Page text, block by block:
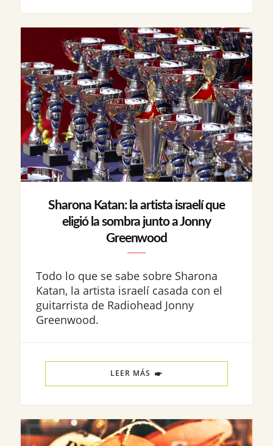
Sharona Katan: la artista israelí que
eligió la sombra junto a Jonny
Greenwood
Todo lo que se sabe sobre Sharona
Katan, la artista israelí casada con el
guitarrista de Radiohead Jonny
Greenwood.
LEER MÁS